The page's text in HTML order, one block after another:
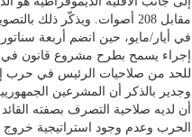
مقابل 208 أصوات. ويذكّر
في أيار/مايو، حين انضم أربعة
إجراء يسمح بطرح مشروع قانون
للحد من صلاحيات الرئيس في حرب
وجدير بالذكر أن المشرعين
أن لديه صلاحية التصرف بصفته
الحرب وعدم وجود استراتيجية